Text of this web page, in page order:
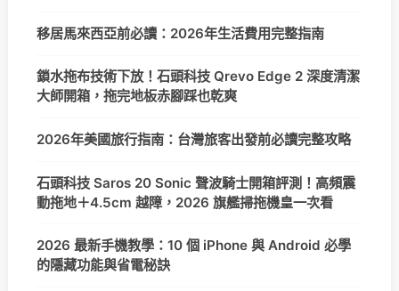
移居馬來西亞前必讀：2026年生活費用完整指南
鎖水拖布技術下放！石頭科技 Qrevo Edge 2 深度清潔
大師開箱，拖完地板赤腳踩也乾爽
2026年美國旅行指南：台灣旅客出發前必讀完整攻略
石頭科技 Saros 20 Sonic 聲波騎士開箱評測！高頻震
動拖地＋4.5cm 越障，2026 旗艦掃拖機皇一次看
2026 最新手機教學：10 個 iPhone 與 Android 必學
的隱藏功能與省電秘訣